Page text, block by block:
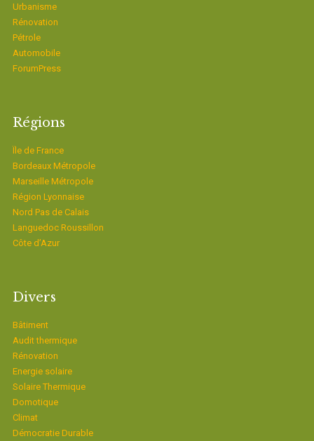
Urbanisme
Rénovation
Pétrole
Automobile
ForumPress
Régions
Ïle de France
Bordeaux Métropole
Marseille Métropole
Région Lyonnaise
Nord Pas de Calais
Languedoc Roussillon
Côte d’Azur
Divers
Bâtiment
Audit thermique
Rénovation
Energie solaire
Solaire Thermique
Domotique
Climat
Démocratie Durable